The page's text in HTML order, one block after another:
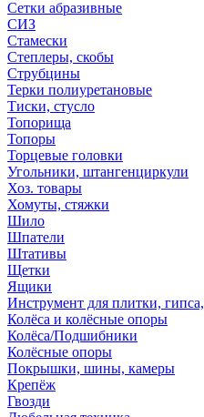
Сетки абразивные
СИЗ
Стамески
Степлеры, скобы
Струбцины
Терки полиуретановые
Тиски, стусло
Топорища
Топоры
Торцевые головки
Угольники, штангенциркули
Хоз. товары
Хомуты, стяжки
Шило
Шпатели
Штативы
Щетки
Ящики
Инструмент для плитки, гипса,
Колёса и колёсные опоры
Колёса/Подшибники
Колёсные опоры
Покрышки, шины, камеры
Крепёж
Гвозди